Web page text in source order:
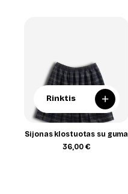
Rinktis +
Sijonas klostuotas su guma
36,00 €